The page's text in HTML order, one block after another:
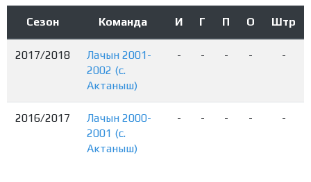
Сезон Команда И Г П О Штр
2017/2018
Лачын 2001-
2002 (с.
Актаныш)
- - - - -
2016/2017
Лачын 2000-
2001 (с.
Актаныш)
- - - - -